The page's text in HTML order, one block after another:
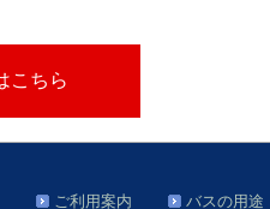
こちら
ご利用案内 バスの用途